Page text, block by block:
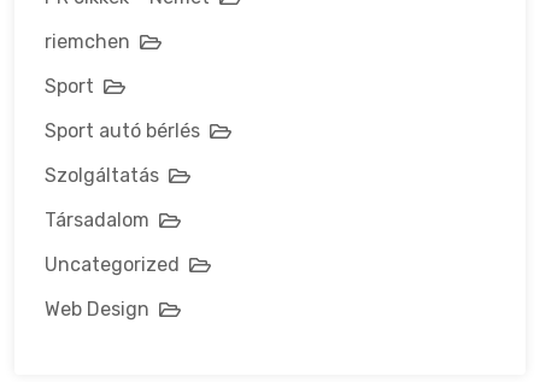
riemchen
Sport
Sport autó bérlés
Szolgáltatás
Társadalom
Uncategorized
Web Design